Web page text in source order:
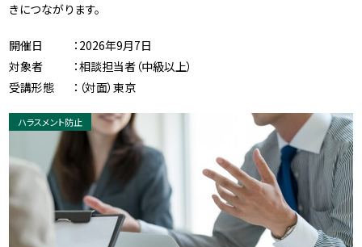
ハラスメント防止
きにつながります。
開催日
：2026年9月7日
対象者
：相談担当者（中級以上）
受講形態
：（対面）東京